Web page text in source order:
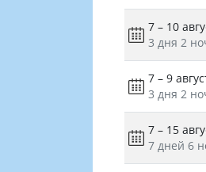
7 – 10
3 дня 2
7 – 9
3 дня 2
7 – 15
7 дней 6